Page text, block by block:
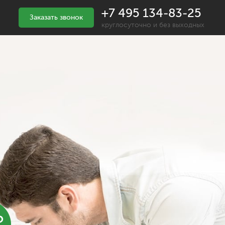
Заказать звонок +7 495 134-83-25
круглосуточно и без выходных